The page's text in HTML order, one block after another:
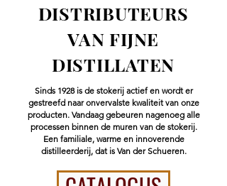
DISTRIBUTEURS
VAN FIJNE
DISTILLATEN
Sinds 1928 is de stokerij actief en wordt er
gestreefd naar onvervalste kwaliteit van onze
producten. Vandaag gebeuren nagenoeg alle
processen binnen de muren van de stokerij.
Een familiale, warme en innoverende
distilleerderij, dat is Van der Schueren.